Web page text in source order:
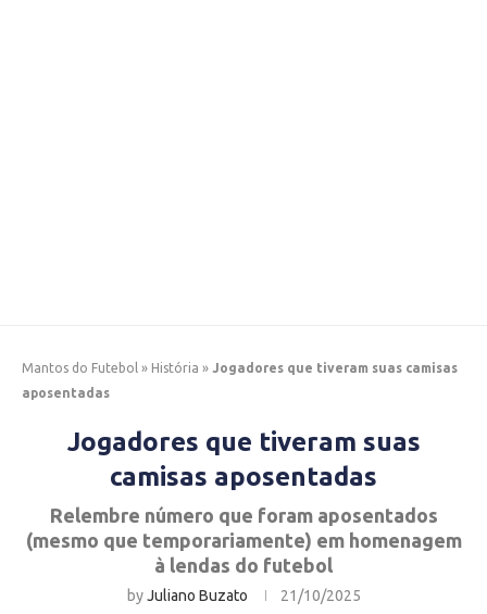
Mantos do Futebol » História » Jogadores que tiveram suas camisas
aposentadas
Jogadores que tiveram suas
camisas aposentadas
Relembre número que foram aposentados
(mesmo que temporariamente) em homenagem
à lendas do futebol
byJuliano Buzato 21/10/2025